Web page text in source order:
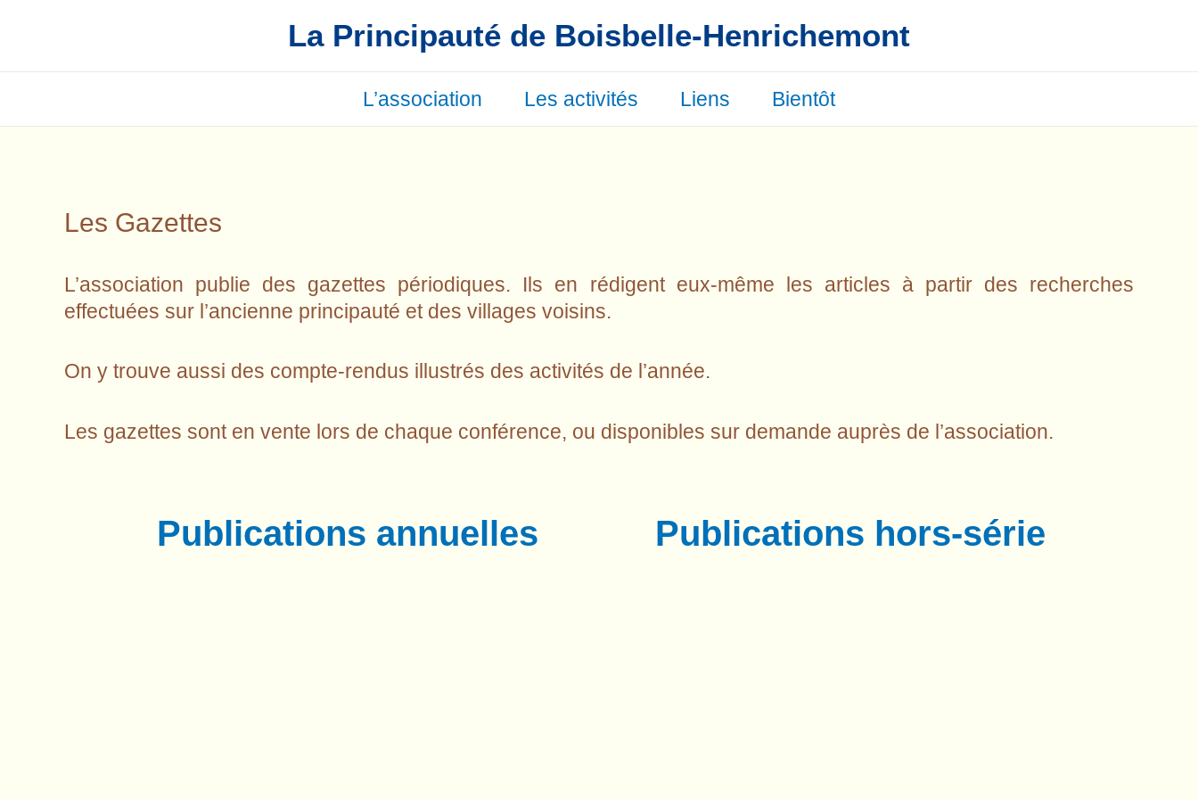
La Principauté de Boisbelle-Henrichemont
L’association Les activités Liens Bientôt
Les Gazettes
L’association publie des gazettes périodiques. Ils en rédigent eux-même les articles à partir des recherches
effectuées sur l’ancienne principauté et des villages voisins.
On y trouve aussi des compte-rendus illustrés des activités de l’année.
Les gazettes sont en vente lors de chaque conférence, ou disponibles sur demande auprès de l’association.
Publications annuelles Publications hors-série